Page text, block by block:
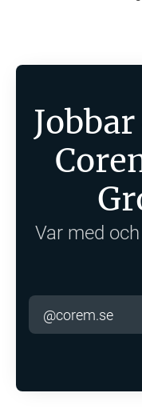
Var med
@corem.se